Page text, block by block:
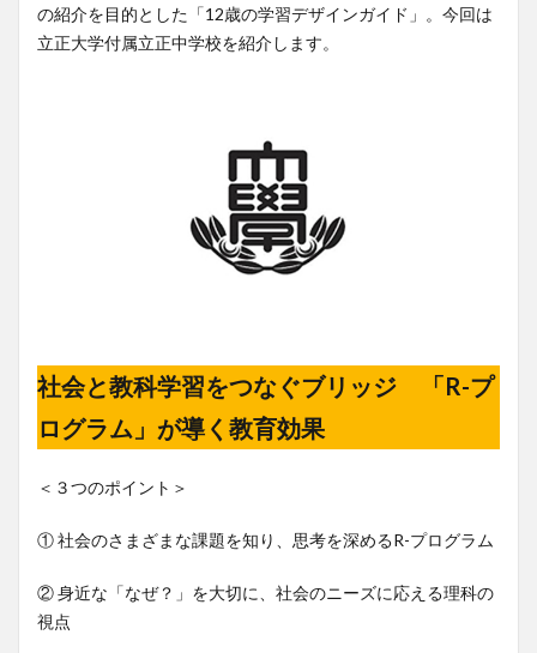
の紹介を目的とした「12歳の学習デザインガイド」。今回は
立正大学付属立正中学校を紹介します。
社会と教科学習をつなぐブリッジ 「R-プ
ログラム」が導く教育効果
＜３つのポイント＞
① 社会のさまざまな課題を知り、思考を深めるR-プログラム
② 身近な「なぜ？」を大切に、社会のニーズに応える理科の
視点